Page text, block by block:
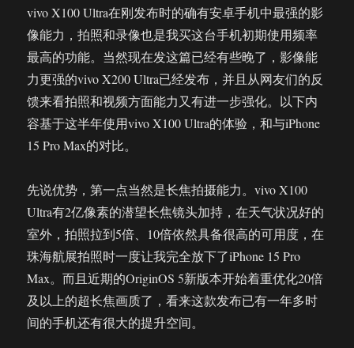
vivo X100 Ultra在刚发布时的确有安卓手机中最强的影
像能力，拍照和录像也是我买这台手机初期使用频率
最高的功能。当然现在发这篇已经有些晚了，影像能
力更强的vivo X200 Ultra已经发布，并且从网友们的反
馈来看拍照和视频方面能力又有进一步强化。以下内
容基于这半年使用vivo X100 Ultra的体验，和与iPhone
15 Pro Max的对比。
先说优势，第一点当然是长焦拍摄能力。vivo X100
Ultra有2亿像素的潜望长焦镜头加持，在天气状况好的
室外，拍照拉到5倍、10倍依然具备很高的可用度，在
珠海航展拍照时一度让我完全放下了iPhone 15 Pro
Max。而且近期的OriginOS 5新版本开始着重优化20倍
及以上的超长焦画质了，看来这款发布已有一年多时
间的手机还有很大的提升空间。